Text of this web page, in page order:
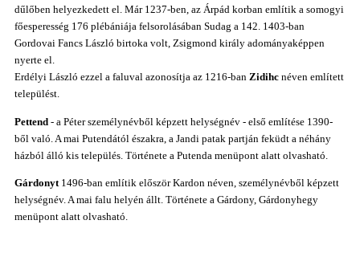
dűlőben helyezkedett el. Már 1237-ben, az Árpád korban említik a somogyi
főesperesség 176 plébániája felsorolásában Sudag a 142. 1403-ban
Gordovai Fancs László birtoka volt, Zsigmond király adományaképpen
nyerte el.
Erdélyi László ezzel a faluval azonosítja az 1216-ban Zidihc néven említett
települést.
Pettend - a Péter személynévből képzett helységnév - első említése 1390-
ből való. A mai Putendától északra, a Jandi patak partján feküdt a néhány
házból álló kis település. Története a Putenda menüpont alatt olvasható.
Gárdonyt 1496-ban említik először Kardon néven, személynévből képzett
helységnév. A mai falu helyén állt. Története a Gárdony, Gárdonyhegy
menüpont alatt olvasható.